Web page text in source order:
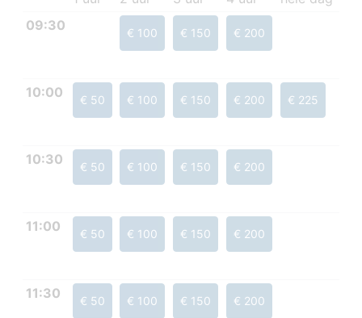
09:30
€ 100 € 150 € 200
10:00 € 50 € 100 € 150 € 200 € 225
10:30 € 50 € 100 € 150 € 200
11:00 € 50 € 100 € 150 € 200
11:30 € 50 € 100 € 150 € 200